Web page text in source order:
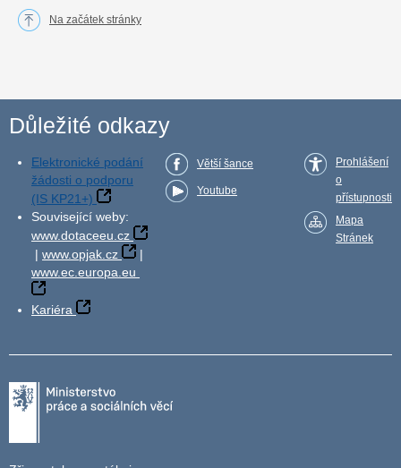
Na začátek stránky
Důležité odkazy
Elektronické podání
žádosti o podporu
(IS KP21+)
Související weby:
www.dotaceeu.cz
| www.opjak.cz
|
www.ec.europa.eu
Kariéra
Větší šance
Youtube
Prohlášení
o
přístupnosti
Mapa
Stránek